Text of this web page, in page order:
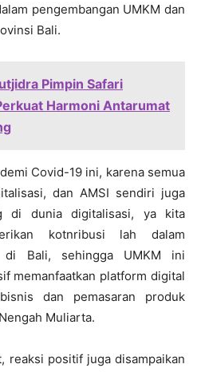
pengembangan UMKM dan
Bali.
Pimpin Safari
Harmoni Antarumat
Covid-19 ini, karena semua
dan AMSI sendiri juga
di dunia digitalisasi, ya kita
kotnribusi lah dalam
di Bali, sehingga UMKM ini
memanfaatkan platform digital
dan pemasaran produk
Muliarta.
reaksi positif juga disampaikan